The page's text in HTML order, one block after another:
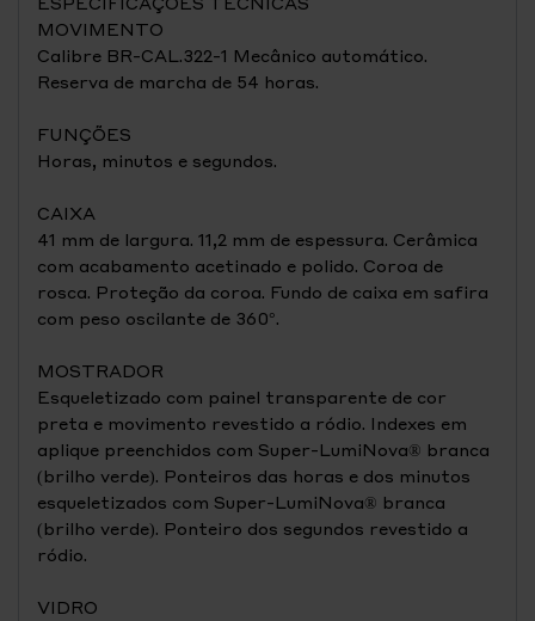
MOVIMENTO
Calibre BR-CAL.322-1 Mecânico automático.
Reserva de marcha de 54 horas.
FUNÇÕES
Horas, minutos e segundos.
CAIXA
41 mm de largura. 11,2 mm de espessura. Cerâmica
com acabamento acetinado e polido. Coroa de
rosca. Proteção da coroa. Fundo de caixa em safira
com peso oscilante de 360°.
MOSTRADOR
Esqueletizado com painel transparente de cor
preta e movimento revestido a ródio. Indexes em
aplique preenchidos com Super-LumiNova® branca
(brilho verde). Ponteiros das horas e dos minutos
esqueletizados com Super-LumiNova® branca
(brilho verde). Ponteiro dos segundos revestido a
ródio.
VIDRO